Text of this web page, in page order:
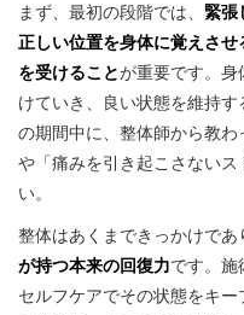
まず、最初の段階では、 緊張
正しい位置を身体に覚えさ
を受けることが重要です。身
けていき、良い状態を維持
の期間中に、整体師から教わ
や「痛みを引き起こさない
い。
整体はあくまできっかけであ
が持つ本来の回復力です。施
セルフケアでその状態をキ